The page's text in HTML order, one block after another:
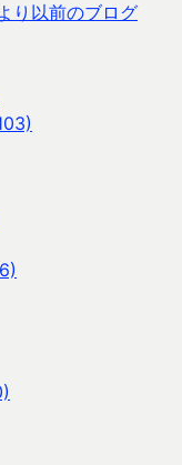
り以前のブログ